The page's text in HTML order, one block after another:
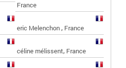
France
eric Melenchon, France
céline mélissent, France